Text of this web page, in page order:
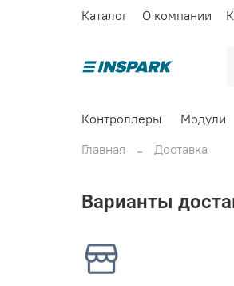
Каталог О компании
Контроллеры Модули
Главная
Доставка
Варианты